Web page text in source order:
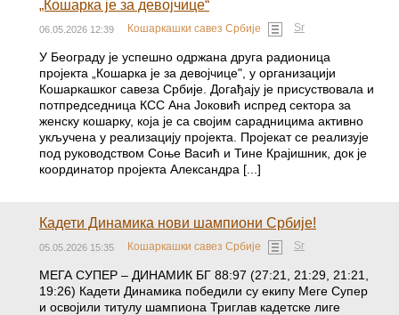
„Кошарка је за девојчице“
06.05.2026 12:39 Кошаркашки савез Србије Sr
У Београду је успешно одржана друга радионица
пројекта „Кошарка је за девојчице", у организацији
Кошаркашког савеза Србије. Догађају је присуствовала и
потпредседница КСС Ана Јоковић испред сектора за
женску кошарку, која је са својим сарадницима активно
укључена у реализацију пројекта. Пројекат се реализује
под руководством Соње Васић и Тине Крајишник, док је
координатор пројекта Александра [...]
Кадети Динамика нови шампиони Србије!
05.05.2026 15:35 Кошаркашки савез Србије Sr
МЕГА СУПЕР – ДИНАМИК БГ 88:97 (27:21, 21:29, 21:21,
19:26) Кадети Динамика победили су екипу Меге Супер
и освојили титулу шампиона Триглав кадетске лиге